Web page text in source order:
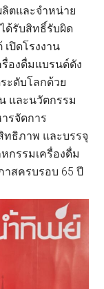
ลิตและจำหน่าย
ได้รับสิทธิ์รับผิด
ปิดโรงงาน
องดื่มแบรนด์ดัง
ะดับโลกด้วย
และนวัตกรรม
รจัดการ
ทธิภาพ และบรรจุ
กรรมเครื่องดื่ม
าสครบรอบ 65 ปี